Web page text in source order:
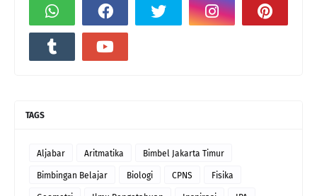
TAGS
Aljabar Aritmatika Bimbel Jakarta Timur
Bimbingan Belajar Biologi CPNS Fisika